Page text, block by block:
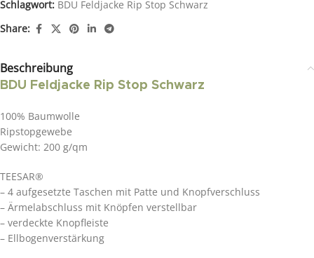
Schlagwort: BDU Feldjacke Rip Stop Schwarz
Share:
Beschreibung
BDU Feldjacke Rip Stop Schwarz
100% Baumwolle
Ripstopgewebe
Gewicht: 200 g/qm
TEESAR®
– 4 aufgesetzte Taschen mit Patte und Knopfverschluss
– Ärmelabschluss mit Knöpfen verstellbar
– verdeckte Knopfleiste
– Ellbogenverstärkung